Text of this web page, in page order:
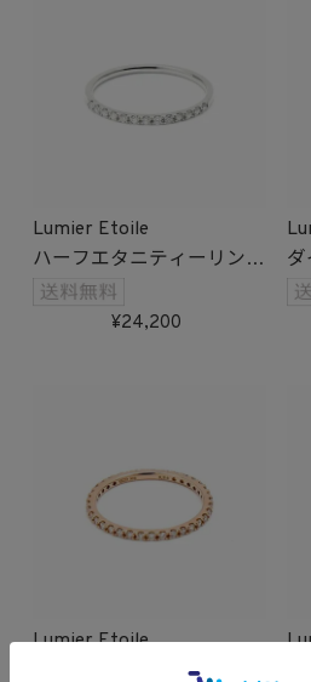
Lumier Etoile
ハーフエタニティーリング
(ホワイトゴールド)
24,200
Lumier Etoile
ダイヤモンドフルエタニテ